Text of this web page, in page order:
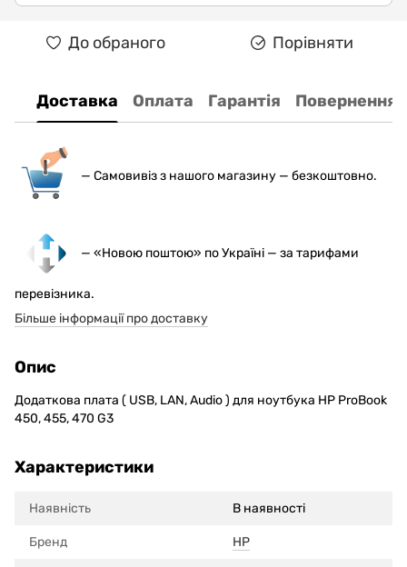
До обраного Порівняти
Доставка Оплата Гарантія Повернення
— Самовивіз з нашого магазину — безкоштовно.
— «Новою поштою» по Україні — за тарифами
перевізника.
Більше інформації про доставку
Опис
Додаткова плата ( USB, LAN, Audio ) для ноутбука HP ProBook
450, 455, 470 G3
Характеристики
Наявність В наявності
Бренд HP